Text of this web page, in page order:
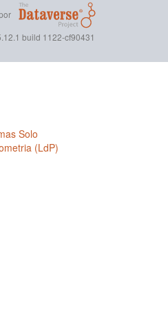
build 1122-cf90431
Solo
(LdP)